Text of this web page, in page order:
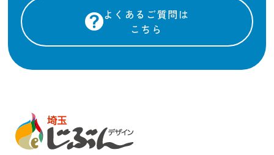
よくあるご質問は
こちら